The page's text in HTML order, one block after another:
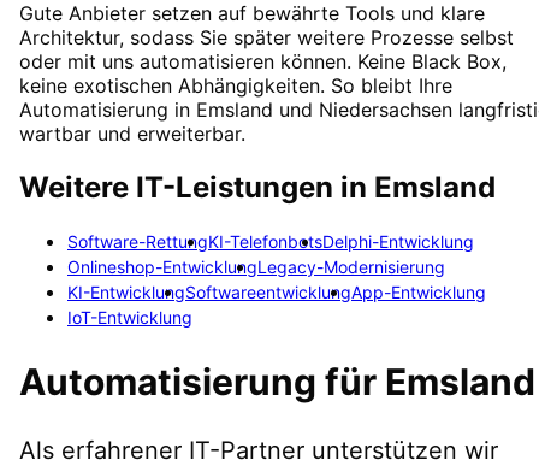
Gute Anbieter setzen auf bewährte Tools und klare
Architektur, sodass Sie später weitere Prozesse selbst
oder mit uns automatisieren können. Keine Black Box,
keine exotischen Abhängigkeiten. So bleibt Ihre
Automatisierung in Emsland und Niedersachsen
wartbar und erweiterbar.
Weitere IT-Leistungen in Emsland
Software-RettungKI-TelefonbotsDelphi-Entwicklung
Onlineshop-EntwicklungLegacy-Modernisierung
KI-EntwicklungSoftwareentwicklungApp-Entwicklung
IoT-Entwicklung
Automatisierung für Emsland
Als erfahrener IT-Partner unterstützen wir